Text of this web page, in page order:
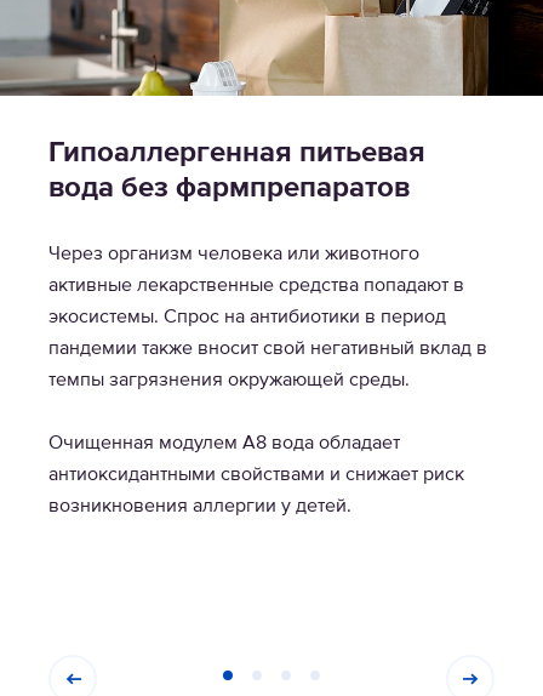
Гипоаллергенная питьевая
вода без фармпрепаратов
Через организм человека или животного
активные лекарственные средства попадают в
экосистемы. Спрос на антибиотики в период
пандемии также вносит свой негативный вклад в
темпы загрязнения окружающей среды.
Очищенная модулем А8 вода обладает
антиоксидантными свойствами и снижает риск
возникновения аллергии у детей.